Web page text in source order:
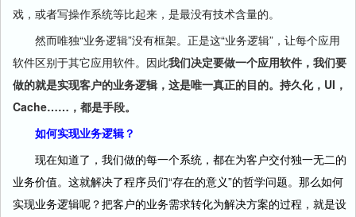
戏，或者写操作系统等比起来，是最没有技术含量的。
然而唯独“业务逻辑”没有框架。正是这“业务逻辑”，让每个应用
软件区别于其它应用软件。因此我们决定要做一个应用软件，我们要
做的就是实现客户的业务逻辑，这是唯一真正的目的。持久化，UI，
Cache……，都是手段。
如何实现业务逻辑？
现在知道了，我们做的每一个系统，都在为客户交付独一无二的
业务价值。这就解决了程序员们“存在的意义”的哲学问题。那么如何
实现业务逻辑呢？把客户的业务需求转化为解决方案的过程，就是设